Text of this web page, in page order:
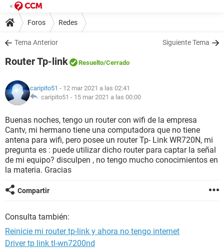
Foros Redes
Tema Anterior Siguiente Tema
Router Tp-link Resuelto/Cerrado
caripito51 - 12 mar 2021 a las 02:41
caripito51 - 15 mar 2021 a las 00:00
Buenas noches, tengo un router con wifi de la empresa
Cantv, mi hermano tiene una computadora que no tiene
antena para wifi, pero posee un router Tp- Link WR720N, mi
pregunta es : puede utilizar dicho router para captar la señal
de mi equipo? disculpen , no tengo mucho conocimientos en
la materia. Gracias
Compartir
Consulta también:
Reinicie mi router tp-link y ahora no tengo internet
Driver tp link tl-wn7200nd